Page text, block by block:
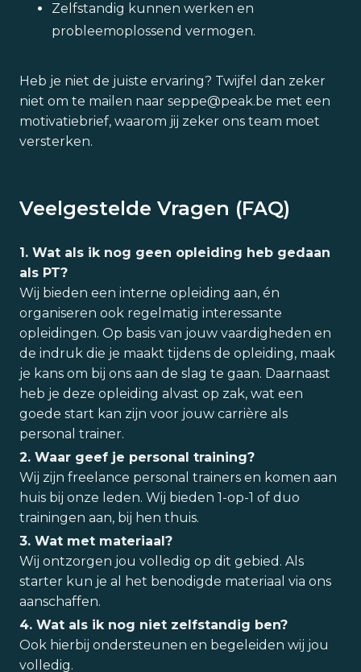
Zelfstandig kunnen werken en
probleemoplossend vermogen.
Heb je niet de juiste ervaring? Twijfel dan zeker
niet om te mailen naar seppe@peak.be met een
motivatiebrief, waarom jij zeker ons team moet
versterken.
Veelgestelde Vragen (FAQ)
1. Wat als ik nog geen opleiding heb gedaan
als PT?
Wij bieden een interne opleiding aan, én
organiseren ook regelmatig interessante
opleidingen. Op basis van jouw vaardigheden en
de indruk die je maakt tijdens de opleiding, maak
je kans om bij ons aan de slag te gaan. Daarnaast
heb je deze opleiding alvast op zak, wat een
goede start kan zijn voor jouw carrière als
personal trainer.
2. Waar geef je personal training?
Wij zijn freelance personal trainers en komen aan
huis bij onze leden. Wij bieden 1-op-1 of duo
trainingen aan, bij hen thuis.
3. Wat met materiaal?
Wij ontzorgen jou volledig op dit gebied. Als
starter kun je al het benodigde materiaal via ons
aanschaffen.
4. Wat als ik nog niet zelfstandig ben?
Ook hierbij ondersteunen en begeleiden wij jou
volledig.